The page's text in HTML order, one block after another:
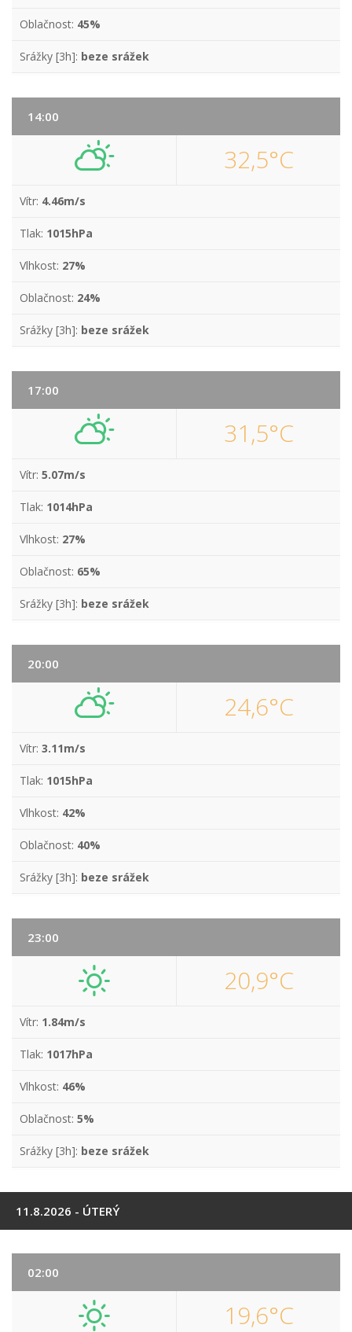
Oblačnost: 45%
Srážky [3h]: beze srážek
14:00
32,5°C
Vítr: 4.46m/s
Tlak: 1015hPa
Vlhkost: 27%
Oblačnost: 24%
Srážky [3h]: beze srážek
17:00
31,5°C
Vítr: 5.07m/s
Tlak: 1014hPa
Vlhkost: 27%
Oblačnost: 65%
Srážky [3h]: beze srážek
20:00
24,6°C
Vítr: 3.11m/s
Tlak: 1015hPa
Vlhkost: 42%
Oblačnost: 40%
Srážky [3h]: beze srážek
23:00
20,9°C
Vítr: 1.84m/s
Tlak: 1017hPa
Vlhkost: 46%
Oblačnost: 5%
Srážky [3h]: beze srážek
11.8.2026 - ÚTERÝ
02:00
19,6°C